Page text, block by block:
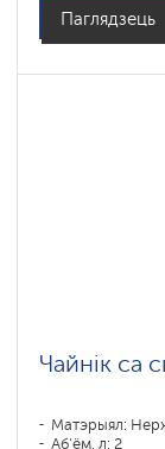
Паглядзець
Чайнік са
Матэрыял:
Аб'ём, л: 2